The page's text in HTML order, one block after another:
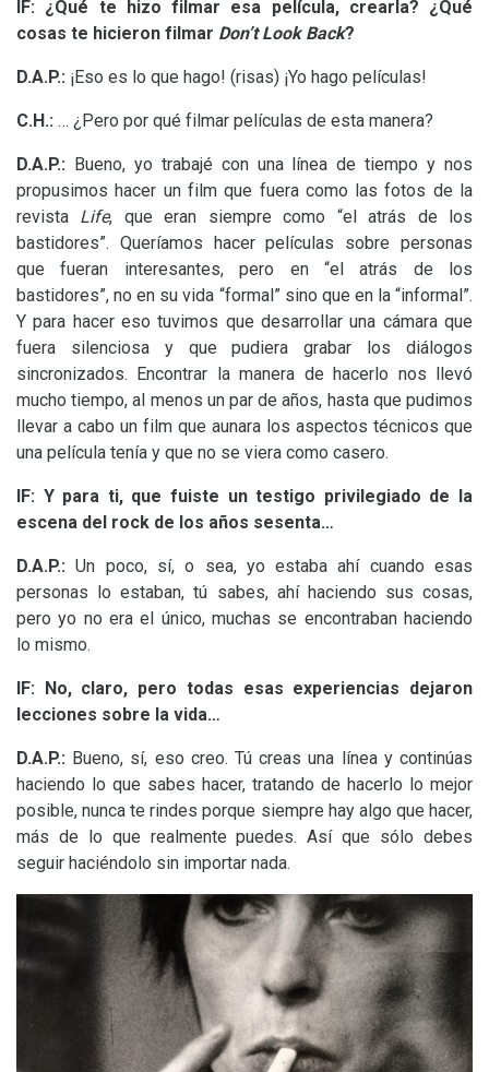
lF: ¿Qué te hizo filmar esa película, crearla? ¿Qué
cosas te hicieron filmar Don’t Look Back?
D.A.P.: ¡Eso es lo que hago! (risas) ¡Yo hago películas!
C.H.: … ¿Pero por qué filmar películas de esta manera?
D.A.P.: Bueno, yo trabajé con una línea de tiempo y nos
propusimos hacer un film que fuera como las fotos de la
revista Life, que eran siempre como “el atrás de los
bastidores”. Queríamos hacer películas sobre personas
que fueran interesantes, pero en “el atrás de los
bastidores”, no en su vida “formal” sino que en la “informal”.
Y para hacer eso tuvimos que desarrollar una cámara que
fuera silenciosa y que pudiera grabar los diálogos
sincronizados. Encontrar la manera de hacerlo nos llevó
mucho tiempo, al menos un par de años, hasta que pudimos
llevar a cabo un film que aunara los aspectos técnicos que
una película tenía y que no se viera como casero.
lF: Y para ti, que fuiste un testigo privilegiado de la
escena del rock de los años sesenta…
D.A.P.:Un poco, sí, o sea, yo estaba ahí cuando esas
personas lo estaban, tú sabes, ahí haciendo sus cosas,
pero yo no era el único, muchas se encontraban haciendo
lo mismo.
lF: No, claro, pero todas esas experiencias dejaron
lecciones sobre la vida…
D.A.P.: Bueno, sí, eso creo. Tú creas una línea y continúas
haciendo lo que sabes hacer, tratando de hacerlo lo mejor
posible, nunca te rindes porque siempre hay algo que hacer,
más de lo que realmente puedes. Así que sólo debes
seguir haciéndolo sin importar nada.